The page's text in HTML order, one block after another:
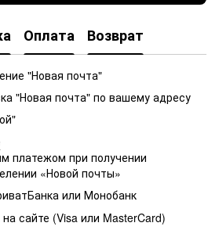
Оплата Возврат
"Новая почта"
"Новая почта" по вашему адресу
платежом при получении
«Новой почты»
или Монобанк
сайте (Visa или MasterCard)